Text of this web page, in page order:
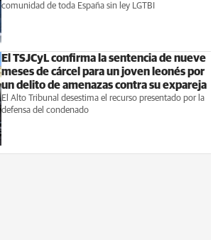
comunidad de toda España sin ley LGTBI
El TSJCyL confirma la sentencia de nueve
meses de cárcel para un joven leonés por
un delito de amenazas contra su expareja
El Alto Tribunal desestima el recurso presentado por la
defensa del condenado